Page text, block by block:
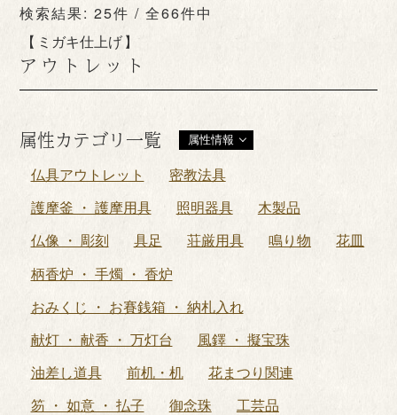
アウトレット
ミガキ仕上げ
検索結果: 25件 / 全66件中
属性カテゴリ一覧 属性情報
仏具アウトレット
密教法具
護摩釜 ・ 護摩用具
照明器具
木製品
仏像 ・ 彫刻
具足 荘厳用具 鳴り物
花皿
柄香炉 ・ 手燭 ・ 香炉
おみくじ ・ お賽銭箱 ・ 納札入れ
献灯 ・ 献香 ・ 万灯台
風鐸 ・ 擬宝珠
油差し道具
前机・机
花まつり関連
笏 ・ 如意 ・ 払子
御念珠 工芸品